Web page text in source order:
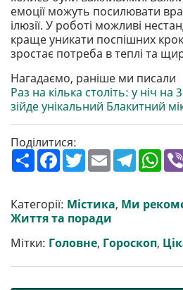
емоції можуть посилювати
ілюзії. У роботі можливі
краще уникати поспішних
зростає потреба в теплі та
Нагадаємо, раніше ми писали
Раз на кілька століть: у ніч
зійде унікальний Блакитний
Поділитися:
П
о
р
и
т
F
a
b
o
o
T
w
t
e
r
E
m
l
T
e
g
r
W
h
s
A
Категорії: Містика, Ми
Життя та поради
Мітки: Головне, Гороскоп,